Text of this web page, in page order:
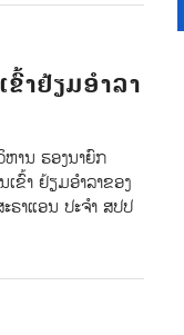
າຢ້ຽມອຳລາ
ານ ຮອງນາຍົກ
ຂົ້າ ຢ້ຽມອໍາລາຂອງ
ຣາແອນ ປະຈໍາ ສປປ